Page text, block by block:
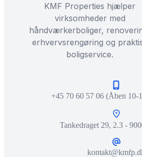
KMF Properties hjælper
virksomheder med
håndværkerboliger,
erhvervsrengøring og
boligservice.
+45 70 60 57 06 (Åben 10-
Tankedraget 29, 2.3 -